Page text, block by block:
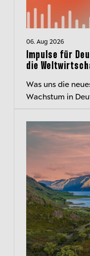
06. Aug 2026
Impulse für
die
Was uns die
Wachstum in